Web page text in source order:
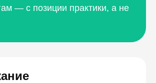
— с позиции практики, а не